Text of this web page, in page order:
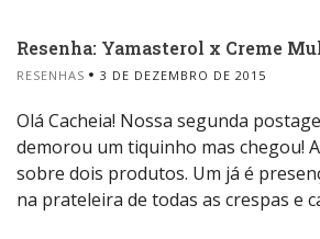
Resenha: Yamasterol x Creme
RESENHAS 3 DE DEZEMBRO DE 2015
Olá Cacheia! Nossa segunda
demorou um tiquinho mas chegou!
sobre dois produtos. Um já é
na prateleira de todas as crespas e